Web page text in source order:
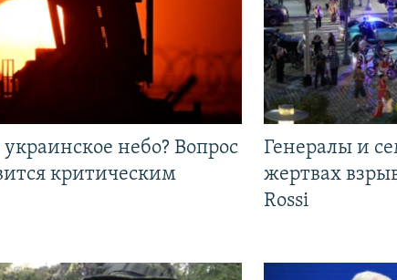
небо? Вопрос
критическим
Генералы и
жертвах
Rossi